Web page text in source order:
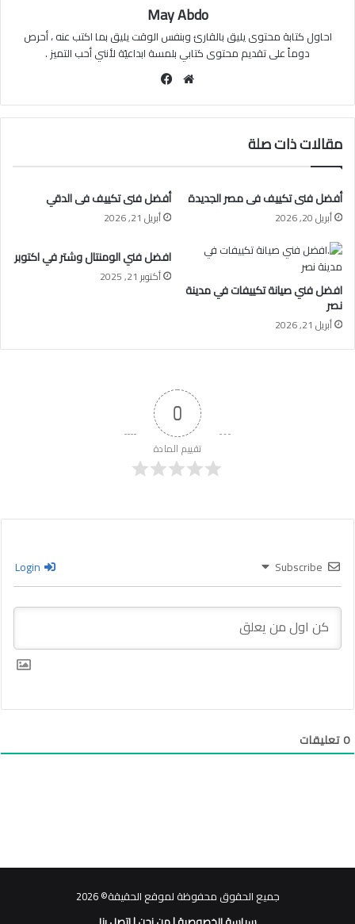
May Abdo
احاول كتابة محتوى يليق بالقارئ وبنفس الوقت يليق بما اكتب عنه ، أحرص
دوماً على تقديم محتوى كتابي بلمسة ابداعيّة لأنني أحب التميز .
موقع
مقالات ذات صلة
أفضل فنى تكييف فى مصر الجديدة
أبريل 20, 2026
أفضل فنى تكييف فى الدقي
أبريل 21, 2026
افضل فني صيانة تكييفات في مدينة
نصر
أبريل 21, 2026
افضل فني الومنتال وشتر في اكتوبر
أكتوبر 21, 2025
0
تقييم المادة
Subscribe
0تعليقات
جميع الحقوق محفوظة لموقع الحقيقة© 2026